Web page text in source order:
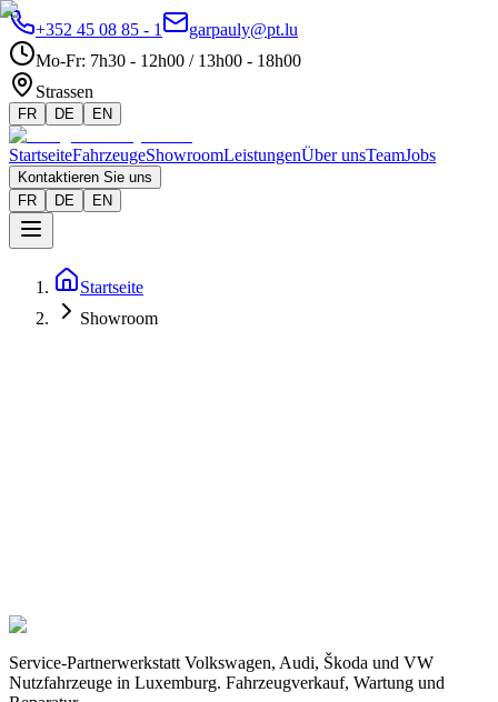
+352 45 08 85 - 1
garpauly@pt.lu
Mo-Fr: 7h30 - 12h00 / 13h00 - 18h00
Strassen
FR DE EN
StartseiteFahrzeugeShowroomLeistungenÜber unsTeamJobs
Kontaktieren Sie uns
FR
DE EN
Startseite
Showroom
Service-Partnerwerkstatt Volkswagen, Audi, Škoda und VW
Nutzfahrzeuge in Luxemburg. Fahrzeugverkauf, Wartung und